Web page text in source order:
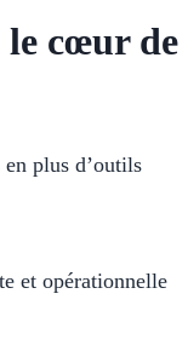
le cœur de
en plus d’outils
et opérationnelle